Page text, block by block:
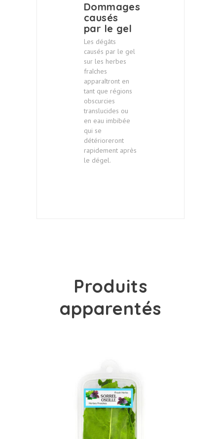
Dommages
causés
par le gel
Les dégâts
causés par le gel
sur les herbes
fraîches
apparaîtront en
tant que régions
obscurcies
translucides ou
en eau imbibée
qui se
détérioreront
rapidement après
le dégel.
Produits
apparentés